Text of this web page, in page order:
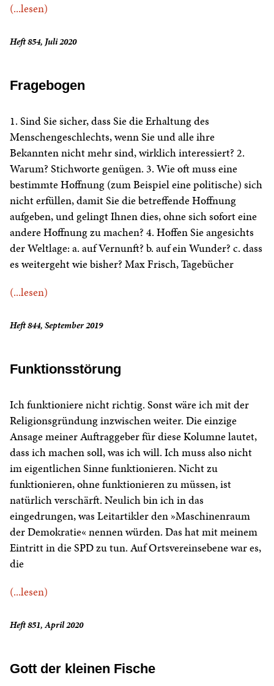
(...lesen)
Heft 854, Juli 2020
Fragebogen
1. Sind Sie sicher, dass Sie die Erhaltung des
Menschengeschlechts, wenn Sie und alle ihre
Bekannten nicht mehr sind, wirklich interessiert? 2.
Warum? Stichworte genügen. 3. Wie oft muss eine
bestimmte Hoffnung (zum Beispiel eine politische) sich
nicht erfüllen, damit Sie die betreffende Hoffnung
aufgeben, und gelingt Ihnen dies, ohne sich sofort eine
andere Hoffnung zu machen? 4. Hoffen Sie angesichts
der Weltlage: a. auf Vernunft? b. auf ein Wunder? c. dass
es weitergeht wie bisher? Max Frisch, Tagebücher
(...lesen)
Heft 844, September 2019
Funktionsstörung
Ich funktioniere nicht richtig. Sonst wäre ich mit der
Religionsgründung inzwischen weiter. Die einzige
Ansage meiner Auftraggeber für diese Kolumne lautet,
dass ich machen soll, was ich will. Ich muss also nicht
im eigentlichen Sinne funktionieren. Nicht zu
funktionieren, ohne funktionieren zu müssen, ist
natürlich verschärft. Neulich bin ich in das
eingedrungen, was Leitartikler den »Maschinenraum
der Demokratie« nennen würden. Das hat mit meinem
Eintritt in die SPD zu tun. Auf Ortsvereinsebene war es,
die
(...lesen)
Heft 851, April 2020
Gott der kleinen Fische